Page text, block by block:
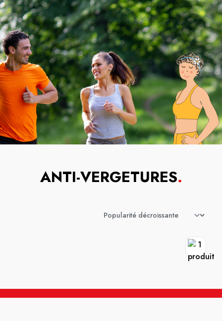
ANTI-VERGETURES.